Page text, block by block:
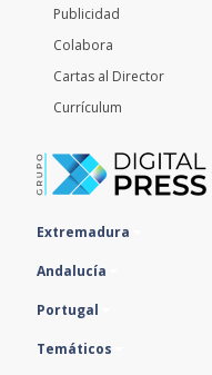
Publicidad
Colabora
Cartas al Director
Currículum
Extremadura
Andalucía
Portugal
Temáticos